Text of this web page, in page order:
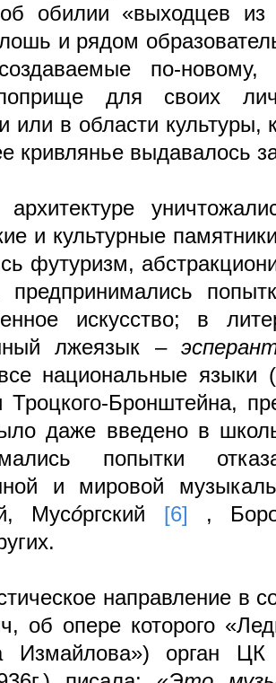
обилии «выходцев из
и рядом
по-
для своих
или в области культуры,
кривлянье выдавалось
и культурные
футуризм,
предпринимались
искусство; в
лжеязык –
национальные языки
Троцкого-Бронштейна,
даже введено в
попытки
и мировой
Мусóргский [6] ,
направление в
об опере которого
Измайлова») орган